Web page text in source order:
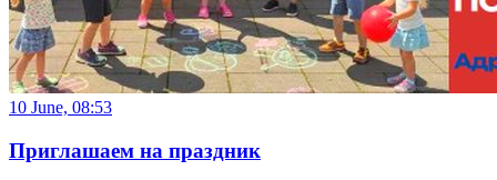
10 June, 08:53
Приглашаем на праздник